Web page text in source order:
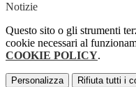
Notizie
Questo sito o gli strumenti
cookie necessari al
COOKIE POLICY.
Personalizza Rifiuta tutti i